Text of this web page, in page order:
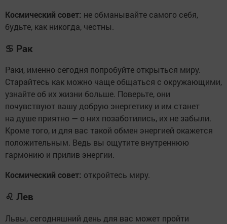
Космический совет: не обманывайте самого себя,
будьте, как никогда, честны.
♋ Рак
Раки, именно сегодня попробуйте открыться миру.
Старайтесь как можно чаще общаться с окружающими,
узнайте об их жизни больше. Поверьте, они
почувствуют вашу добрую энергетику и им станет
на душе приятно — о них позаботились, их не забыли.
Кроме того, и для вас такой обмен энергией окажется
положительным. Ведь вы ощутите внутреннюю
гармонию и прилив энергии.
Космический совет: откройтесь миру.
♌ Лев
Львы, сегодняшний день для вас может пройти